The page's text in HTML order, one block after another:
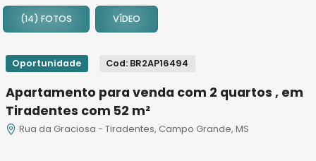
2
3
7
9
(14) FOTOS VÍDEO
Oportunidade Cod: BR2AP16494
Apartamento para venda com 2 quartos , em
Tiradentes com 52 m²
Rua da Graciosa - Tiradentes, Campo Grande, MS